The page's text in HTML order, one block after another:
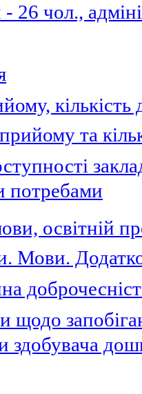
26 чол.,
кількість
та
потребами
освітній
Мови.
щодо
здобувача